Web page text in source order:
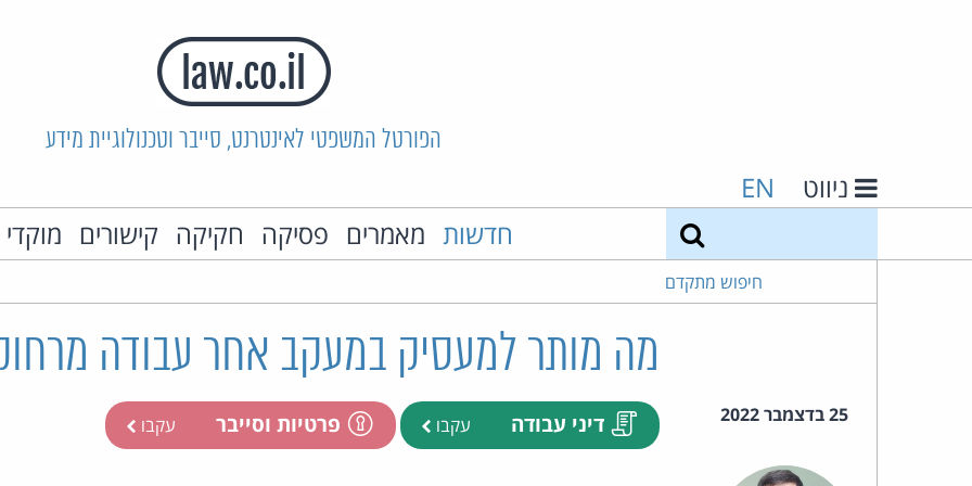
הפורטל המשפטי לאינטרנט, סייבר וטכנולוגיית מידע
ניווט EN
חדשות מאמרים פסיקה חקיקה קישורים
חיפוש מתקדם
מה מותר למעסיק במעקב אחר עבודה
25 בדצמבר 2022 דיני עבודה עקבו פרטיות וסייבר עקבו